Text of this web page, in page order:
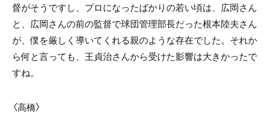
督がそうですし、プロになったばかりの若い頃は、広岡さん
と、広岡さんの前の監督で球団管理部長だった根本陸夫さん
が、僕を厳しく導いてくれる親のような存在でした。それか
ら何と言っても、王貞治さんから受けた影響は大きかったで
すね。
〈高橋〉